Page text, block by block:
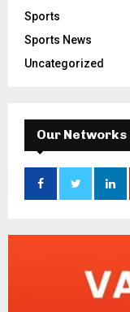
Sports
Sports News
Uncategorized
Our Networks